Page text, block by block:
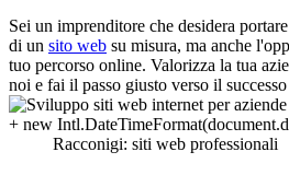
Sei un imprenditore che desidera
di un sito web su misura, ma anche
tuo percorso online. Valorizza la tua
noi e fai il passo giusto verso il
Racconigi: siti web professionali